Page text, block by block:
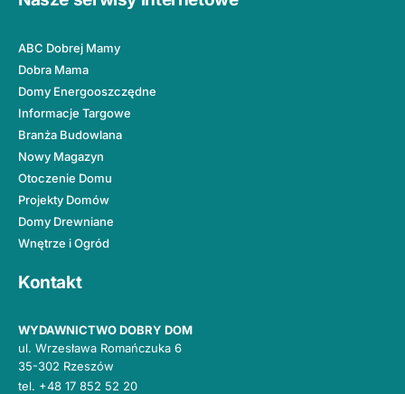
ABC Dobrej Mamy
Dobra Mama
Domy Energooszczędne
Informacje Targowe
Branża Budowlana
Nowy Magazyn
Otoczenie Domu
Projekty Domów
Domy Drewniane
Wnętrze i Ogród
Kontakt
WYDAWNICTWO DOBRY DOM
ul. Wrzesława Romańczuka 6
35-302 Rzeszów
tel. +48 17 852 52 20